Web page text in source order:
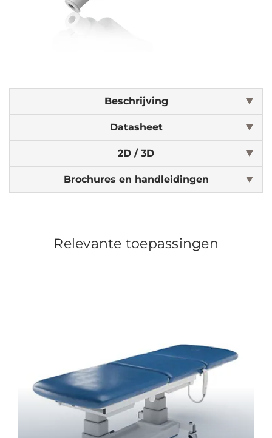
Beschrijving
Datasheet
2D / 3D
Brochures en handleidingen
Relevante toepassingen